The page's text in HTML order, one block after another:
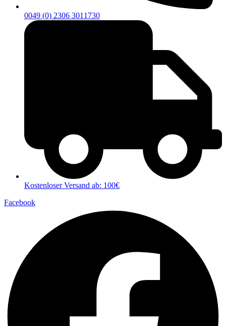
0049 (0) 2306 3011730
Kostenloser Versand ab: 100€
Facebook